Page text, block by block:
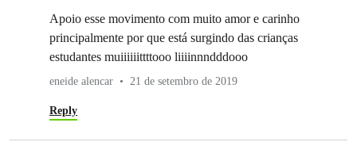
Apoio esse movimento com muito amor e carinho
principalmente por que está surgindo das crianças
estudantes muiiiiiittttooo liiiinnndddooo
eneide alencar 21 de setembro de 2019
Reply